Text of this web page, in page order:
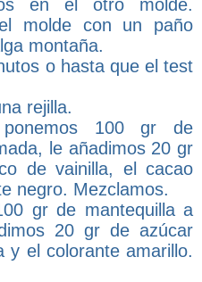
en el otro molde.
molde con un paño
montaña.
o hasta que el test
rejilla.
100 gr de
le añadimos 20 gr
de vainilla, el cacao
negro. Mezclamos.
gr de mantequilla a
20 gr de azúcar
y el colorante amarillo.